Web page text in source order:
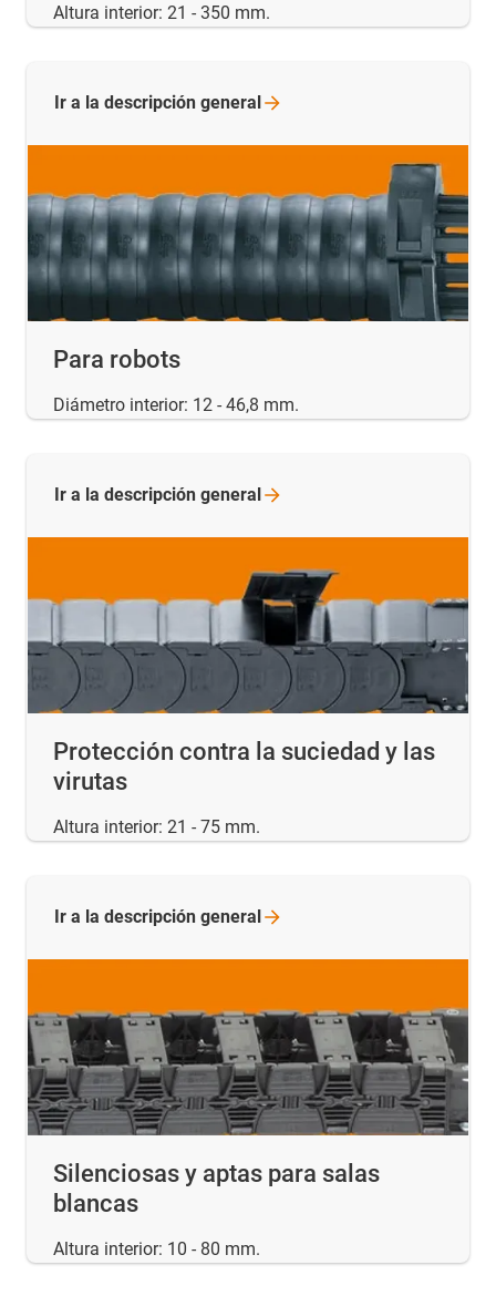
Altura interior: 21 - 350 mm.
Para robots
Diámetro interior: 12 - 46,8 mm.
Ir a la descripción general
Protección contra la suciedad y las
virutas
Altura interior: 21 - 75 mm.
Ir a la descripción general
Silenciosas y aptas para salas
blancas
Altura interior: 10 - 80 mm.
Ir a la descripción general